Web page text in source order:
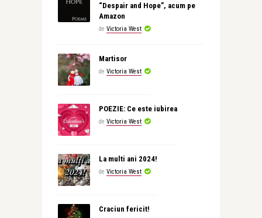
“Despair and Hope”, acum pe
Amazon
de Victoria West
Martisor
de Victoria West
POEZIE: Ce este iubirea
de Victoria West
La multi ani 2024!
de Victoria West
Craciun fericit!